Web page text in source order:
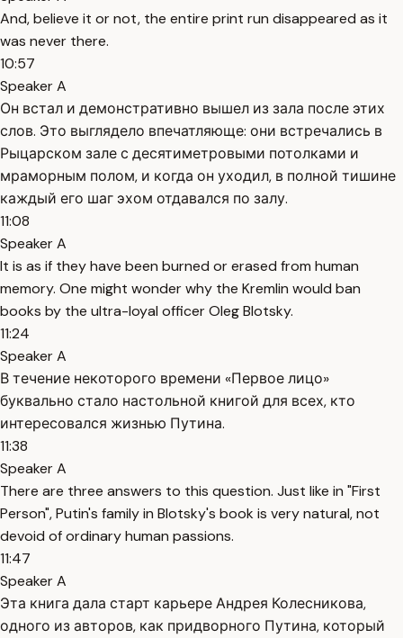
And, believe it or not, the entire print run disappeared as it
was never there.
10:57
Speaker A
Он встал и демонстративно вышел из зала после этих
слов. Это выглядело впечатляюще: они встречались в
Рыцарском зале с десятиметровыми потолками и
мраморным полом, и когда он уходил, в полной тишине
каждый его шаг эхом отдавался по залу.
11:08
Speaker A
It is as if they have been burned or erased from human
memory. One might wonder why the Kremlin would ban
books by the ultra-loyal officer Oleg Blotsky.
11:24
Speaker A
В течение некоторого времени «Первое лицо»
буквально стало настольной книгой для всех, кто
интересовался жизнью Путина.
11:38
Speaker A
There are three answers to this question. Just like in "First
Person", Putin's family in Blotsky's book is very natural, not
devoid of ordinary human passions.
11:47
Speaker A
Эта книга дала старт карьере Андрея Колесникова,
одного из авторов, как придворного Путина, который